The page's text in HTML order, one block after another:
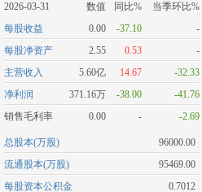
2026-03-31 数值 同比%
当季环比%
每股收益
0.00 -37.10
-
每股净资产
2.55 0.53
-
主营收入
5.60亿 14.67
-32.33
净利润
371.16万 -38.00
-41.76
销售毛利率
0.00 - -2.69
总股本(万股)
96000.00
流通股本(万股)
95469.00
每股资本公积金
0.7012